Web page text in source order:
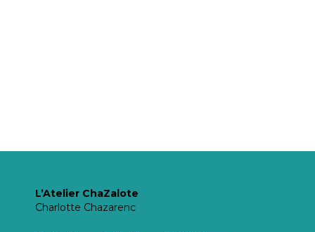
L’Atelier ChaZalote
Charlotte Chazarenc